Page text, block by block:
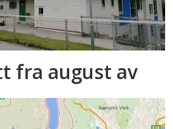
fra august av